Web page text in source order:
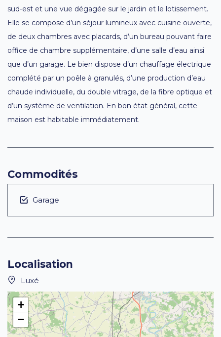
sud-est et une vue dégagée sur le jardin et le lotissement.
Elle se compose d’un séjour lumineux avec cuisine ouverte,
de deux chambres avec placards, d’un bureau pouvant faire
office de chambre supplémentaire, d’une salle d’eau ainsi
que d’un garage. Le bien dispose d’un chauffage électrique
complété par un poêle à granulés, d’une production d’eau
chaude individuelle, du double vitrage, de la fibre optique et
d’un système de ventilation. En bon état général, cette
maison est habitable immédiatement.
Commodités
Garage
Localisation
Luxé
+
−